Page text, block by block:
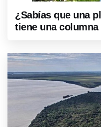
¿Sabías que una
tiene una